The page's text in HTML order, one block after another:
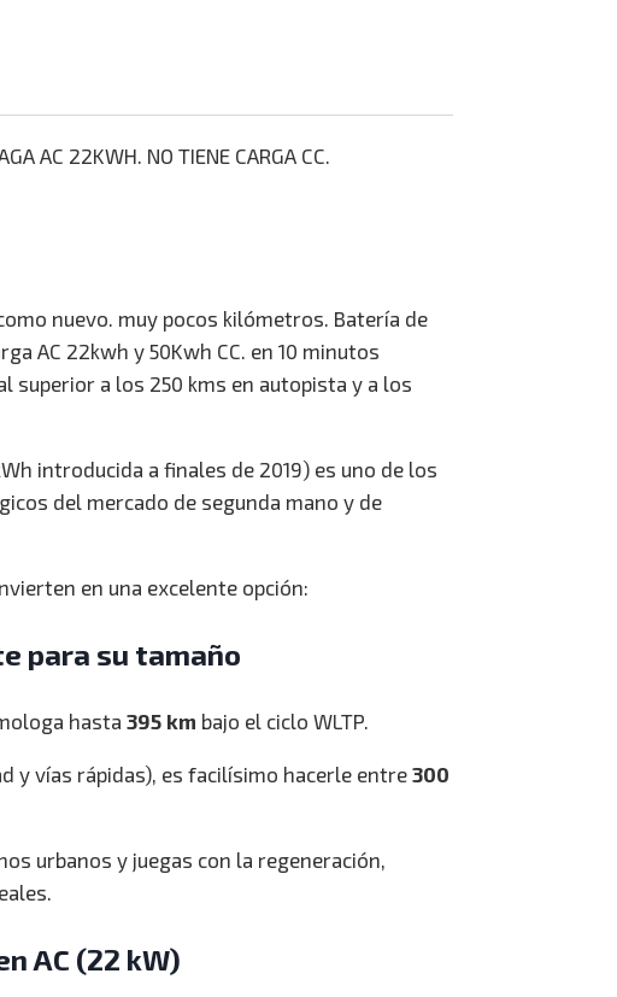
AC 22KWH. NO TIENE CARGA CC.
nuevo. muy pocos kilómetros. Batería de
AC 22kwh y 50Kwh CC. en 10 minutos
superior a los 250 kms en autopista y a los
introducida a finales de 2019) es uno de los
del mercado de segunda mano y de
en una excelente opción:
para su tamaño
hasta 395 km bajo el ciclo WLTP.
y vías rápidas), es facilísimo hacerle entre 300
urbanos y juegas con la regeneración,
AC (22 kW)